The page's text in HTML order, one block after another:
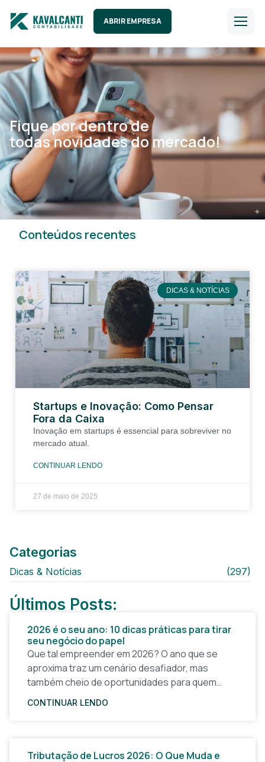
ABRIR EMPRESA
Fique por dentro de
todas novidades do mercado!
Conteúdos recentes
DICAS & NOTÍCIAS
Startups e Inovação: Como Pensar
Fora da Caixa
Inovação em startups é essencial para sobreviver no
mercado atual.
CONTINUAR LENDO
27 de maio de 2025
Categorias
Dicas & Notícias (297)
Últimos Posts:
2026 é o seu ano: 10 dicas práticas para tirar
seu negócio do papel
Que tal empreender em 2026? O ano que se
aproxima traz um cenário desafiador, mas
também cheio de oportunidades para quem
quer tirar uma ideia do papel e construir um
CONTINUAR LENDO
Tributação de Lucros 2026: O Que Muda e